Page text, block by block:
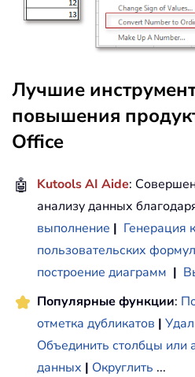
Лучшие
повышения
Office
🤖 Kutools AI Aide:
анализу данных
выполнение | Генерация
пользовательских формул
построение диаграмм |
Популярные функции:
отметка дубликатов |
Объединить столбцы или
данных | Округлить ...